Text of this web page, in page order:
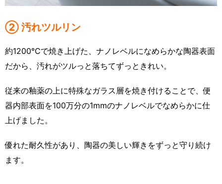
② 汚れツルリン
約1200℃で焼き上げた、ナノレベルになめらかな陶器表面
だから、汚れがツルっと落ちてずっときれい。
従来の釉薬の上に特殊なガラス層を焼き付けることで、便
器内部表面を100万分の1mmのナノレベルでなめらかに仕
上げました。
優れた耐久性があり、陶器の美しい輝きをずっと守り続け
ます。